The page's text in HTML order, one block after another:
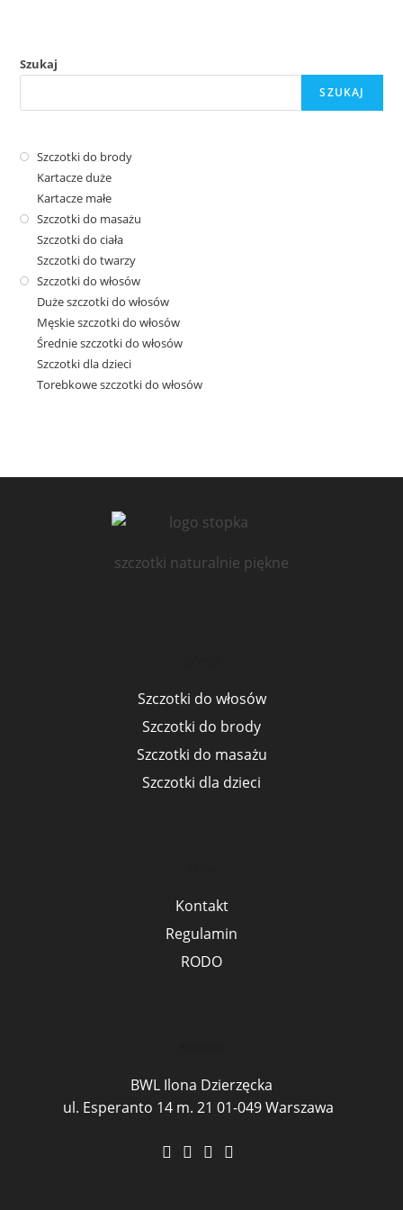
Szukaj
SZUKAJ
Szczotki do brody
Kartacze duże
Kartacze małe
Szczotki do masażu
Szczotki do ciała
Szczotki do twarzy
Szczotki do włosów
Duże szczotki do włosów
Męskie szczotki do włosów
Średnie szczotki do włosów
Szczotki dla dzieci
Torebkowe szczotki do włosów
szczotki naturalnie piękne
Szczotki do włosów
Szczotki do brody
Szczotki do masażu
Szczotki dla dzieci
Kontakt
Regulamin
RODO
BWL Ilona Dzierzęcka
ul. Esperanto 14 m. 21 01-049 Warszawa